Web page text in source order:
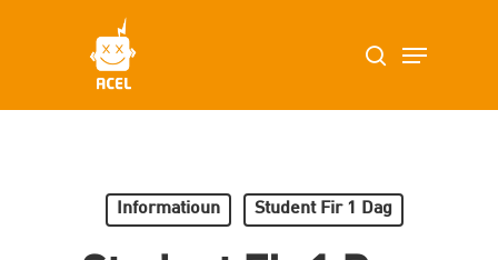
search
Informatioun Student Fir 1 Dag